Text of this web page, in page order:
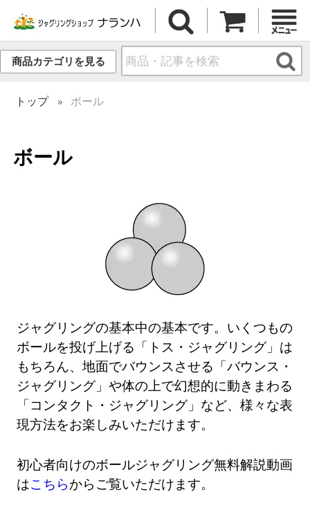
商品カテゴリを見る
トップ ボール
ボール
ジャグリングの基本中の基本です。いくつもの
ボールを投げ上げる「トス・ジャグリング」は
もちろん、地面でバウンスさせる「バウンス・
ジャグリング」や体の上で幻想的に動きまわる
「コンタクト・ジャグリング」など、様々な表
現方法をお楽しみいただけます。
初心者向けのボールジャグリング無料解説動画
はこちらからご覧いただけます。